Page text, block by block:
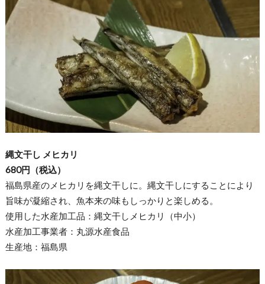
縄文干し メヒカリ
680円（税込）
福島県産のメヒカリを縄文干しに。縄文干しにすることにより
旨味が凝縮され、魚本来の味もしっかりと楽しめる。
使用した水産加工品：縄文干しメヒカリ（中小）
水産加工事業者：丸源水産食品
生産地：福島県